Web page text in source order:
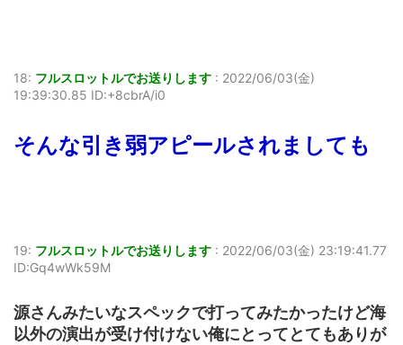
18: フルスロットルでお送りします : 2022/06/03(金)
19:39:30.85 ID:+8cbrA/i0
そんな引き弱アピールされましても
19: フルスロットルでお送りします : 2022/06/03(金) 23:19:41.77
ID:Gq4wWk59M
源さんみたいなスペックで打ってみたかったけど海
以外の演出が受け付けない俺にとってとてもありが